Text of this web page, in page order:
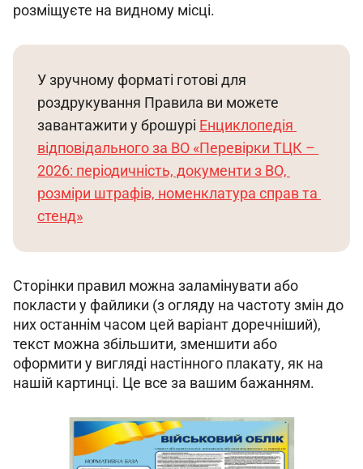
розміщуєте на видному місці.
У зручному форматі готові для
роздрукування Правила ви можете
завантажити у брошурі Енциклопедія
відповідального за ВО «Перевірки ТЦК –
2026: періодичність, документи з ВО,
розміри штрафів, номенклатура справ та
стенд»
Сторінки правил можна заламінувати або
покласти у файлики (з огляду на частоту змін до
них останнім часом цей варіант доречніший),
текст можна збільшити, зменшити або
оформити у вигляді настінного плакату, як на
нашій картинці. Це все за вашим бажанням.